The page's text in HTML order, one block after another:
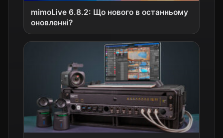
mimoLive 6.8.2: Що нового в останньому
оновленні?